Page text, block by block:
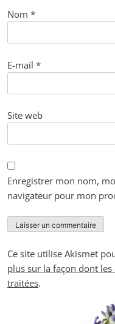
Nom *
E-mail *
Site web
Enregistrer mon nom,
navigateur pour mon
Ce site utilise Akismet
plus sur la façon dont
traitées.